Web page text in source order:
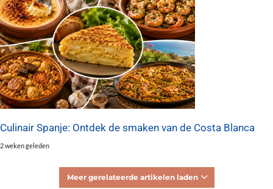
Culinair Spanje: Ontdek de smaken van de Costa Blanca
2 weken geleden
Meer gerelateerde artikelen laden